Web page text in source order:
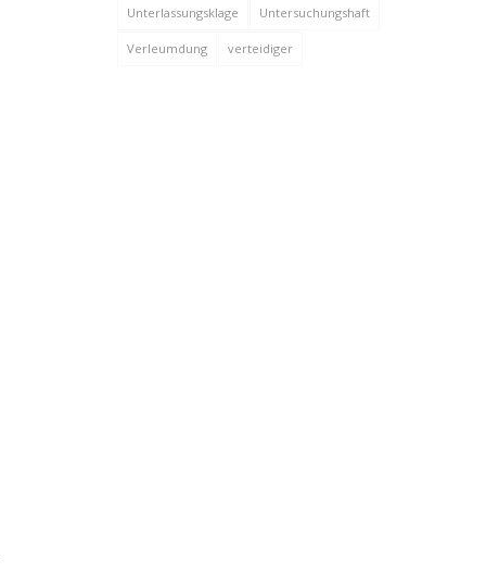
Unterlassungsklage Untersuchungshaft
Verleumdung verteidiger